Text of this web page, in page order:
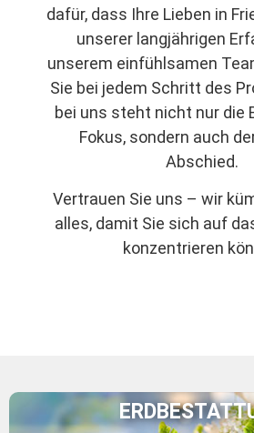
dafür, dass Ihre Lieben in
unserer langjährigen
unserem einfühlsamen
Sie bei jedem Schritt des
bei uns steht nicht nur die
Fokus, sondern auch
Abschied.
Vertrauen Sie uns – wir
alles, damit Sie sich auf
konzentrieren